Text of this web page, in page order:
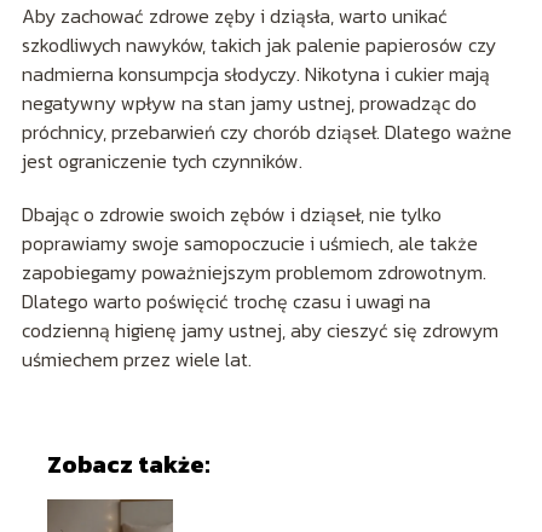
Aby zachować zdrowe zęby i dziąsła, warto unikać
szkodliwych nawyków, takich jak palenie papierosów czy
nadmierna konsumpcja słodyczy. Nikotyna i cukier mają
negatywny wpływ na stan jamy ustnej, prowadząc do
próchnicy, przebarwień czy chorób dziąseł. Dlatego ważne
jest ograniczenie tych czynników.
Dbając o zdrowie swoich zębów i dziąseł, nie tylko
poprawiamy swoje samopoczucie i uśmiech, ale także
zapobiegamy poważniejszym problemom zdrowotnym.
Dlatego warto poświęcić trochę czasu i uwagi na
codzienną higienę jamy ustnej, aby cieszyć się zdrowym
uśmiechem przez wiele lat.
Zobacz także: